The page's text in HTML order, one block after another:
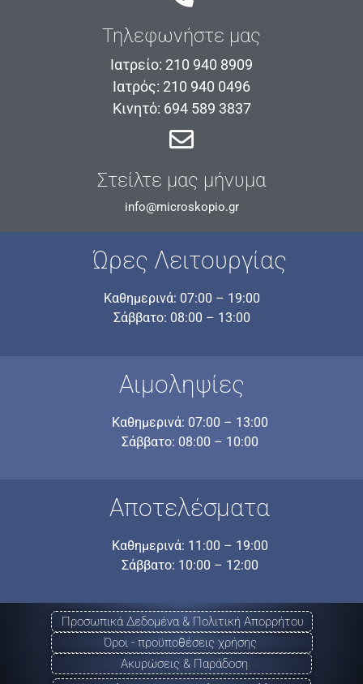
Τηλεφωνήστε μας
Ιατρείο: 210 940 8909
Ιατρός: 210 940 0496
Κινητό: 694 589 3837
Στείλτε μας μήνυμα
info@microskopio.gr
Ώρες Λειτουργίας
Καθημερινά: 07:00 – 19:00
Σάββατο: 08:00 – 13:00
Αιμοληψίες
Καθημερινά: 07:00 – 13:00
Σάββατο: 08:00 – 10:00
Αποτελέσματα
Καθημερινά: 11:00 – 19:00
Σάββατο: 10:00 – 12:00
Προσωπικά Δεδομένα & Πολιτική Απορρήτου
Όροι - προϋποθέσεις χρήσης
Ακυρώσεις & Παράδοση